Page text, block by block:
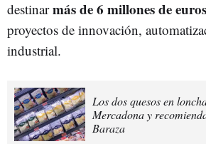
destinarmás de 6 millones de
proyectos de innovación,
industrial.
Los dos quesos en
Mercadona y
Baraza